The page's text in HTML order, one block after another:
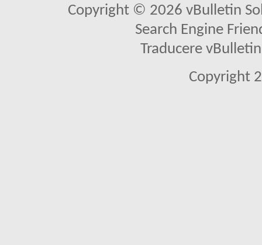
Copyright © 2026 vBulletin
Search Engine
Traducere
Copyright